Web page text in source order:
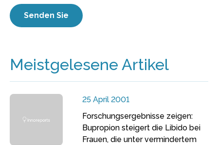
Meistgelesene Artikel
25 April 2001
Forschungsergebnisse zeigen:
Bupropion steigert die Libido bei
Frauen, die unter vermindertem